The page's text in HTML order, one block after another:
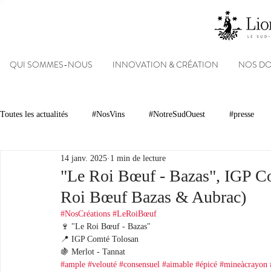
QUI SOMMES-NOUS INNOVATION & CRÉATION NOS
Toutes les actualités #NosVins #NotreSudOuest #presse
Chambre d’Amour Vins Armagnacs
Dégustations Evénements
"Le Roi Bœuf - Bazas", IGP
Roi Bœuf Bazas & Aubrac)
14 janv. 2025 1 min de lecture
#NosCréations #LeRoiBœuf
🍷 "Le Roi Bœuf - Bazas"
📍 IGP Comté Tolosan
🍇 Merlot - Tannat
#ample #velouté #consensuel #aimable #épicé #mineàcrayon